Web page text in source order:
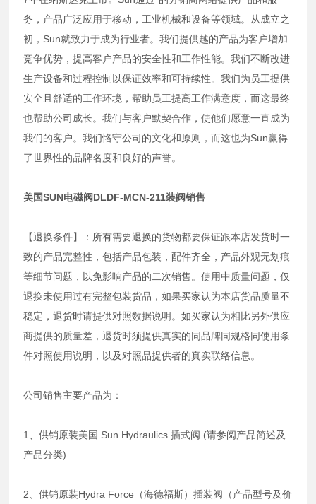
务，产品广泛应用于移动，工业机械和设备等领域。从成立之
初，Sun就致力于成为行业者。我们提供越的产品为客户增加
竞争优势，提高客户产品的安全性和工作性能。我们不断改进
生产设备和过程控制以保证效率和可持续性。我们为员工提供
安全且舒适的工作环境，帮助员工提高工作满意度，而这最终
也帮助公司成长。我们与客户默契合作，使他们愿意一直成为
我们的客户。我们恪守公司的文化和原则，而这也为Sun赢得
了世界性的品牌名度和良好的声誉。
美国SUN电磁阀DLDF-MCN-211装阀销售
【退换条件】：所有需要退换的货物都要保证跟本店发货时一
致的产品完整性，包括产品包装，配件齐全，产品外观无划痕
等细节问题，以免影响产品的二次销售。使用中质量问题，仅
退换未使用过有完整包装货品，如果买家认为本店货品质量不
稳定，退货时请提供对照数据说明。如买家认为相比另外供应
商提供的质量差，退货时须提供真实的同品牌同规格同使用条
件对照使用说明，以及对照品提供者的真实联络信息。
公司销售主要产品为：
1、供销原装美国 Sun Hydraulics 插式阀 (请参阅产品简述及
产品分类)
2、供销原装Hydra Force（海德福斯）插装阀（产品型号及价